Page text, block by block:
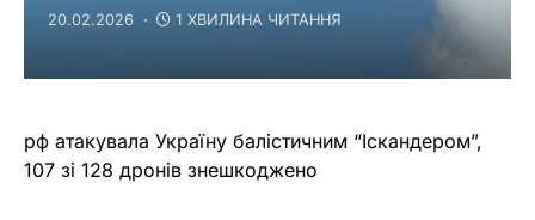
20.02.2026 1 ХВИЛИНА ЧИТАННЯ
рф атакувала Україну балістичним “Іскандером”,
107 зі 128 дронів знешкоджено